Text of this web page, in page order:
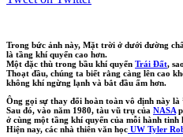
Trong bức ảnh này, Mặt trời ở dưới đường
là tầng khí quyển cao hơn.
Một đặc thù trong bầu khí quyển Trái Đất,
Thoạt đầu, chúng ta biết rằng càng lên cao
không khí ngừng lạnh và bắt đầu ấm hơn.
Ông gọi sự thay đổi hoàn toàn vô định này
Sau đó, vào năm 1980, tàu vũ trụ của NASA
ở cùng một tầng khí quyển của mỗi hành
Hiện nay, các nhà thiên văn học UW Tyler